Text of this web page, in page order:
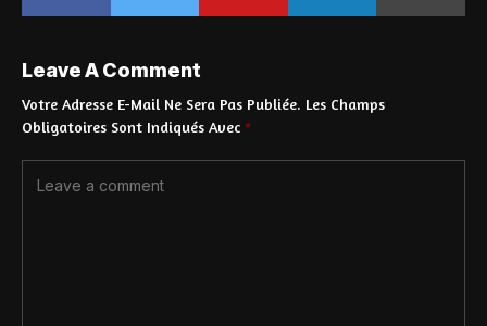
Leave A Comment
Votre Adresse E-Mail Ne Sera Pas Publiée. Les Champs
Obligatoires Sont Indiqués Avec *